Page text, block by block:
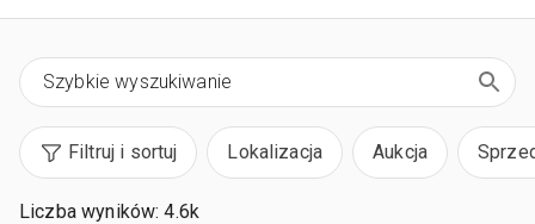
Filtruj i sortuj Lokalizacja Aukcja
Liczba wyników: 4.6k